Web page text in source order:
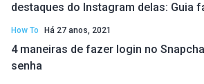
destaques do Instagram delas: Guia
How To Há 27 anos, 2021
4 maneiras de fazer login no
senha